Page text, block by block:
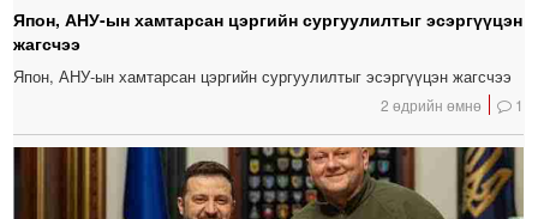
Япон, АНУ-ын хамтарсан цэргийн сургуулилтыг эсэргүүцэн
жагсчээ
Япон, АНУ-ын хамтарсан цэргийн сургуулилтыг эсэргүүцэн жагсчээ
2 өдрийн өмнө 1